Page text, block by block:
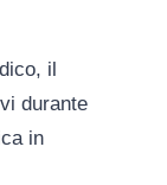
il
durante
in